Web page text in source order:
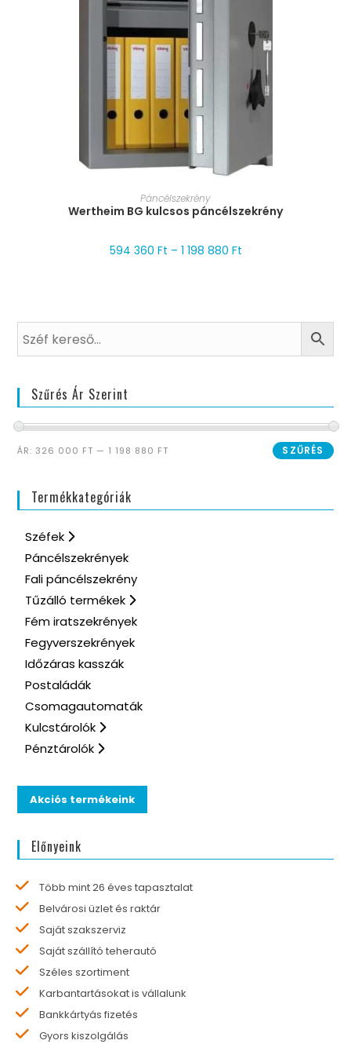
MÉRET VÁLASZTÁSA
Páncélszekrény
Wertheim BG kulcsos páncélszekrény
594 360 Ft – 1 198 880 Ft
Szűrés Ár Szerint
SZŰRÉS
ÁR: 326 000 FT — 1 198 880 FT
Termékkategóriák
Széfek
Páncélszekrények
Fali páncélszekrény
Tűzálló termékek
Fém iratszekrények
Fegyverszekrények
Időzáras kasszák
Postaládák
Csomagautomaták
Kulcstárolók
Pénztárolók
Akciós termékeink
Előnyeink
Több mint 26 éves tapasztalat
Belvárosi üzlet és raktár
Saját szakszerviz
Saját szállító teherautó
Széles szortiment
Karbantartásokat is vállalunk
Bankkártyás fizetés
Gyors kiszolgálás